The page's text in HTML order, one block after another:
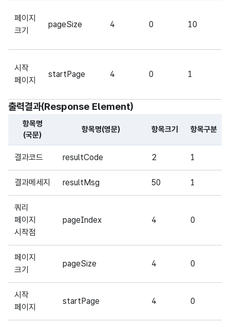
페이지
크기
pageSize 4 0 10
시작
페이지
startPage 4 0 1
출력결과(Response Element)
해당 오픈API의 출력결과(Response Element) 항목에 대한
항목명
(국문)
항목명(영문) 항목크기 항목구분
결과코드 resultCode 2 1
결과메세지 resultMsg 50 1
쿼리
페이지
시작점
pageIndex 4 0
페이지
크기
pageSize 4 0
시작
페이지
startPage 4 0